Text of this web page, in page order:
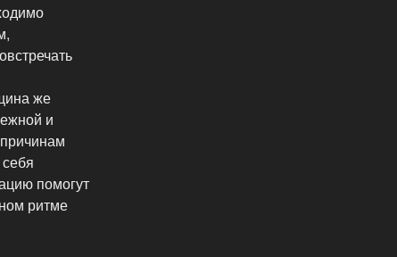
же
и
помогут
ритме